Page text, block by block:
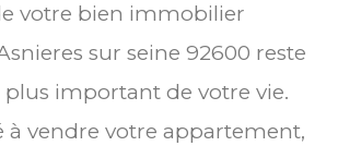
votre bien immobilier
sur seine 92600 reste
important de votre vie.
à vendre votre appartement,